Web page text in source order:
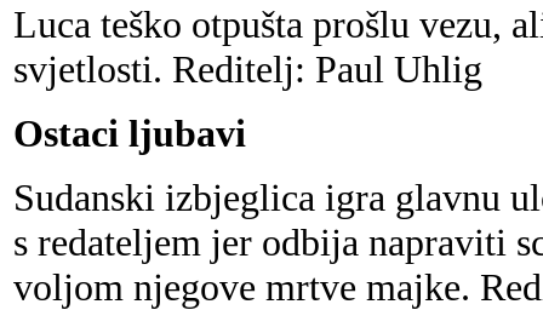
Luca teško otpušta prošlu vezu,
svjetlosti. Reditelj: Paul Uhlig
Ostaci ljubavi
Sudanski izbjeglica igra glavnu
s redateljem jer odbija napraviti
voljom njegove mrtve majke.